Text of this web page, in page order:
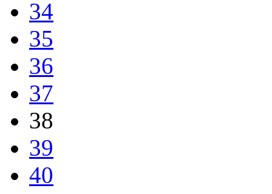
34
35
36
37
38
39
40